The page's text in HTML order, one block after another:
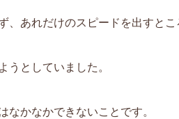
あれだけのスピードを出すと
うとしていました。
かなかできないことです。